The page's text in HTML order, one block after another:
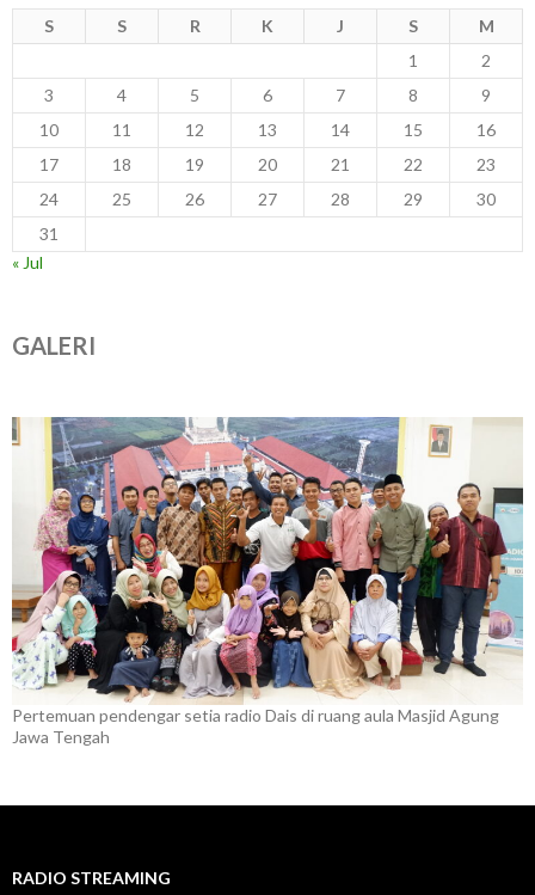
S S R K J S
M
1
2
3
4 5 6 7 8
9
10
11 12 13 14 15
16
17
18 19 20 21 22
23
24
25 26 27 28 29
30
31
« Jul
GALERI
Pertemuan pendengar setia radio Dais di ruang aula Masjid Agung
Jawa Tengah
RADIO STREAMING